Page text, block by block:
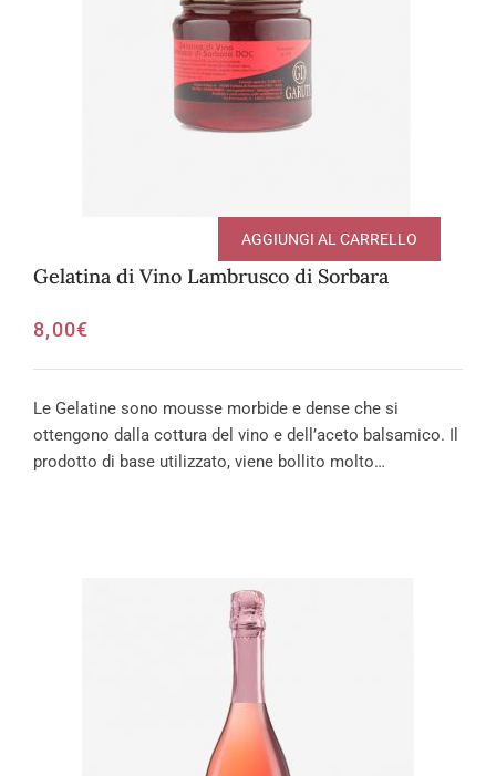
Gelatina di Vino Lambrusco di Sorbara
8,00€
AGGIUNGI AL CARRELLO
Le Gelatine sono mousse morbide e dense che si
ottengono dalla cottura del vino e dell’aceto balsamico. Il
prodotto di base utilizzato, viene bollito molto…